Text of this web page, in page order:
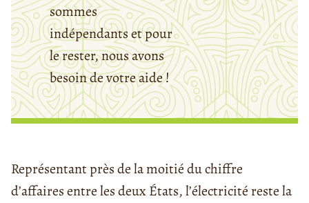
sommes
indépendants et pour
le rester, nous avons
besoin de votre aide !
Représentant près de la moitié du chiffre
d’affaires entre les deux États, l’électricité reste la